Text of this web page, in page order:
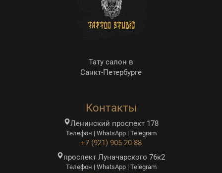
Тату салон в
Санкт-Петербурге
Контакты
Ленинский проспект 178
Телефон | WhatsApp | Telegram
+7 (921) 905-20-88
проспект Луначарского 76к2
Телефон | WhatsApp | Telegram